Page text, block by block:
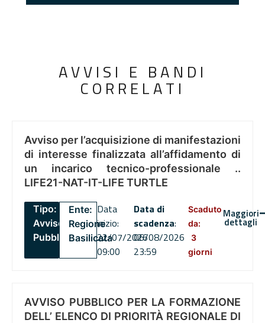
AVVISI E BANDI
CORRELATI
Avviso per l’acquisizione di manifestazioni
di interesse finalizzata all’affidamento di
un incarico tecnico-professionale ..
LIFE21-NAT-IT-LIFE TURTLE
Tipo:
Avviso
Pubblico
Ente:
Regione
Basilicata
Data
inizio:
22/07/2026
09:00
Data di
scadenza:
06/08/2026
23:59
Scaduto
da:
3
giorni
Maggiori
dettagli
AVVISO PUBBLICO PER LA FORMAZIONE
DELL’ ELENCO DI PRIORITÀ REGIONALE DI